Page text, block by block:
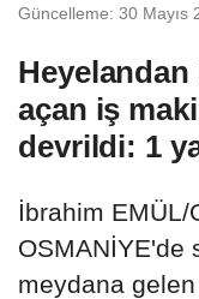
Güncelleme: 30 Mayıs
Heyelandan
açan iş
devrildi: 1
İbrahim EMÜL/
OSMANİYE'de
meydana